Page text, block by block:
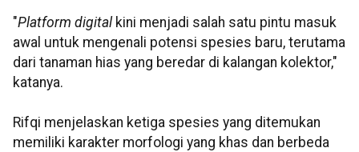
"Platform digital kini menjadi salah satu pintu masuk
awal untuk mengenali potensi spesies baru, terutama
dari tanaman hias yang beredar di kalangan kolektor,"
katanya.
Rifqi menjelaskan ketiga spesies yang ditemukan
memiliki karakter morfologi yang khas dan berbeda